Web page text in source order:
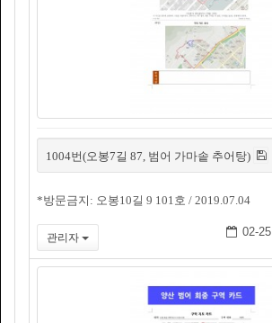
1004번(오봉7길 87, 범어 가마솥 추어탕)
*방문금지: 오봉10길 9 101호 / 2019.07.04
관리자 02-25